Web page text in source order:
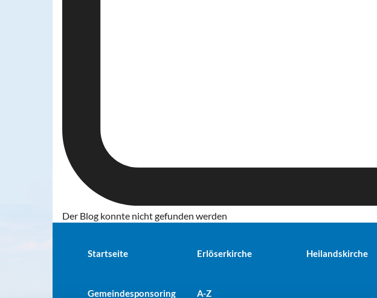
Der Blog konnte nicht gefunden werden
Startseite Erlöserkirche Heilandskirche
Gemeindesponsoring A-Z